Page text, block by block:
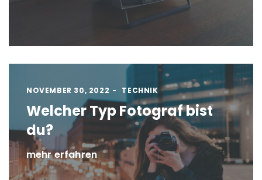
NOVEMBER 30, 2022 TECHNIK
Welcher Typ Fotograf bist
du?
mehr erfahren